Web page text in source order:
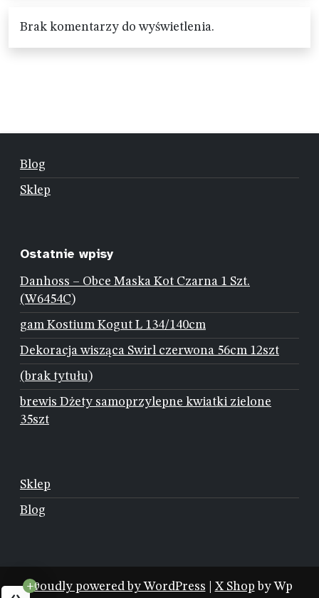
Brak komentarzy do wyświetlenia.
Blog
Sklep
Ostatnie wpisy
Danhoss – Obce Maska Kot Czarna 1 Szt.
(W6454C)
gam Kostium Kogut L 134/140cm
Dekoracja wisząca Swirl czerwona 56cm 12szt
(brak tytułu)
brewis Dżety samoprzylepne kwiatki zielone
35szt
Sklep
Blog
Proudly powered by WordPress X Shop by Wp
+0